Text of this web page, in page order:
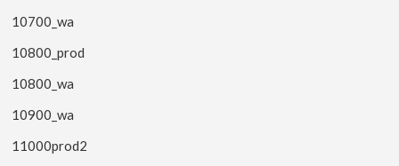
10700_wa
10800_prod
10800_wa
10900_wa
11000prod2